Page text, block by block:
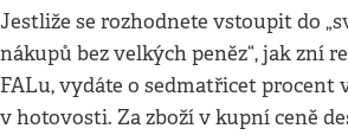
Jestliže se rozhodnete vstoupit do
nákupů bez velkých peněz“, jak zní
FALu, vydáte o sedmatřicet procent
v hotovosti. Za zboží v kupní ceně